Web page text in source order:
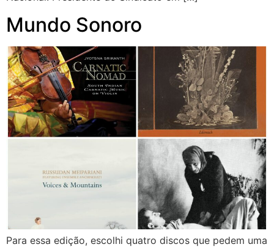
Mundo Sonoro
Para essa edição, escolhi quatro discos que pedem uma